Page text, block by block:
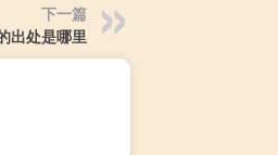
下一篇
出处是哪里